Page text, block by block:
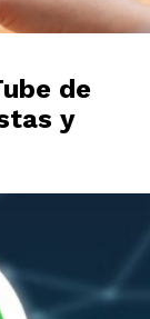
de
y